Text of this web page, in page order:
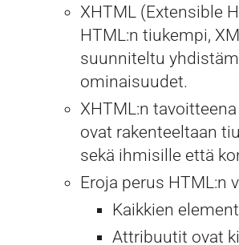
XHTML (Extensible
HTML:n tiukempi,
suunniteltu
ominaisuudet.
XHTML:n
ovat rakenteeltaan
sekä ihmisille että
Eroja perus HTML:n
Kaikkien
Attribuutit ovat